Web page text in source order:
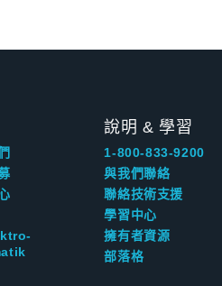
說明 & 學習
1-800-833-9200
與我們聯絡
聯絡技術支援
學習中心
擁有者資源
部落格